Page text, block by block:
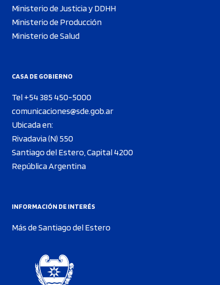
Ministerio de Justicia y DDHH
Ministerio de Producción
Ministerio de Salud
CASA DE GOBIERNO
Tel +54 385 450-5000
comunicaciones@sde.gob.ar
Ubicada en:
Rivadavia (N) 550
Santiago del Estero, Capital 4200
República Argentina
INFORMACIÓN DE INTERÉS
Más de Santiago del Estero